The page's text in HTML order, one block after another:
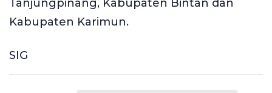
Tanjungpinang, Kabupaten Bintan dan
Kabupaten Karimun.
SIG